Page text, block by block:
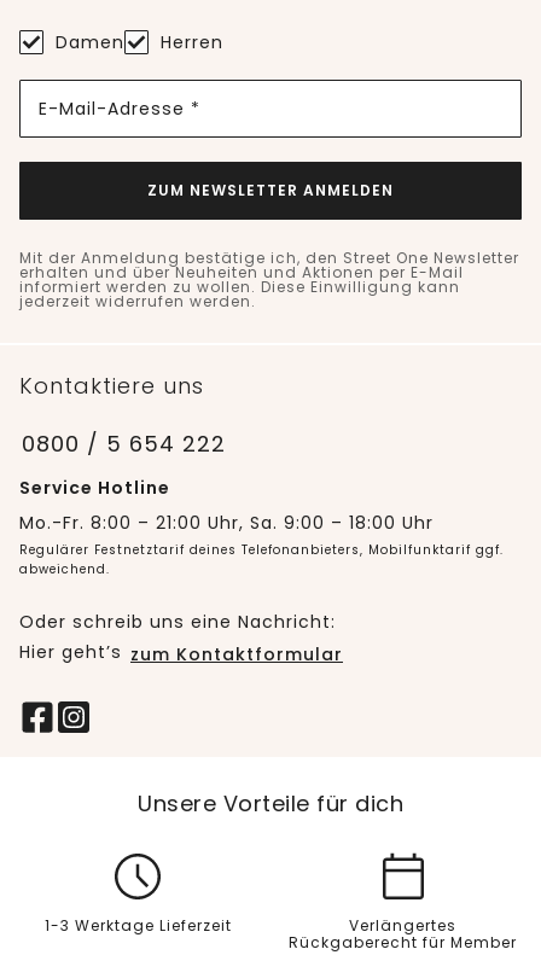
Damen Herren
E-Mail-Adresse *
ZUM NEWSLETTER ANMELDEN
Mit der Anmeldung bestätige ich, den Street One Newsletter
erhalten und über Neuheiten und Aktionen per E-Mail
informiert werden zu wollen. Diese Einwilligung kann
jederzeit widerrufen werden.
Kontaktiere uns
0800 / 5 654 222
Service Hotline
Mo.-Fr. 8:00 – 21:00 Uhr, Sa. 9:00 – 18:00 Uhr
Regulärer Festnetztarif deines Telefonanbieters, Mobilfunktarif ggf.
abweichend.
Oder schreib uns eine Nachricht:
Hier geht’s zum Kontaktformular
Unsere Vorteile für dich
1-3 Werktage Lieferzeit
Verlängertes
Rückgaberecht für Member